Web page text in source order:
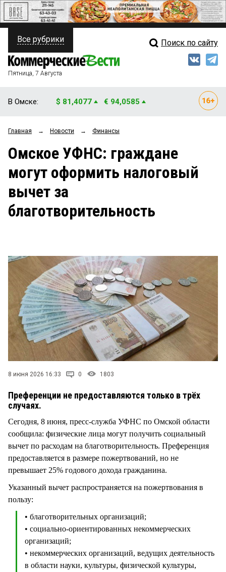
ПОЛИТИКА
ФИНАНСЫ
ОБЩЕСТВО
ЗАКОН
НОВОСТИ КОМПАНИЙ
Свежий выпуск
Рейтинги
Блоги
Все рубрики Поиск по сайту
Пятница, 7 Августа
В Омске: $ 81,4077 € 94,0585
Главная → Новости → Финансы
Омское УФНС: граждане
могут оформить налоговый
вычет за
благотворительность
8 июня 2026 16:33 0 1803
Преференции не предоставляются только в трёх
случаях.
Сегодня, 8 июня, пресс-служба УФНС по Омской области
сообщила: физические лица могут получить социальный
вычет по расходам на благотворительность. Преференция
предоставляется в размере пожертвований, но не
превышает 25% годового дохода гражданина.
Указанный вычет распространяется на пожертвования в
пользу:
• благотворительных организаций;
• социально-ориентированных некоммерческих
организаций;
• некоммерческих организаций, ведущих деятельность
в области науки, культуры, физической культуры,